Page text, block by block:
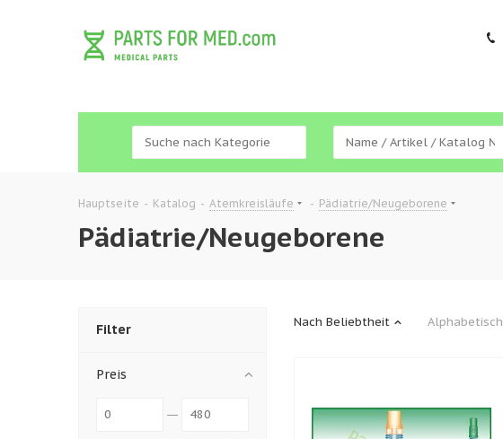
Hauptseite - Katalog - Atemkreisläufe - Pädiatrie/Neugeborene
Pädiatrie/Neugeborene
Nach Beliebtheit Alphabetisch
Filter
Preis